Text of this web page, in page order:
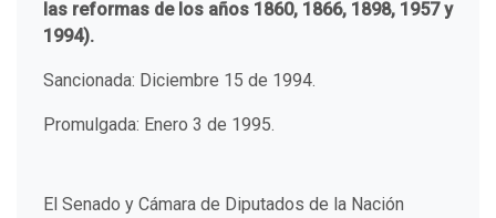
las reformas de los años 1860, 1866, 1898, 1957 y
1994).
Sancionada: Diciembre 15 de 1994.
Promulgada: Enero 3 de 1995.
El Senado y Cámara de Diputados de la Nación